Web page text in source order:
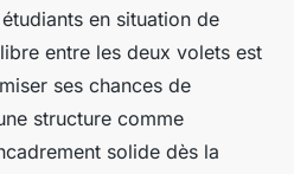
en situation de
entre les deux volets est
ses chances de
structure comme
solide dès la